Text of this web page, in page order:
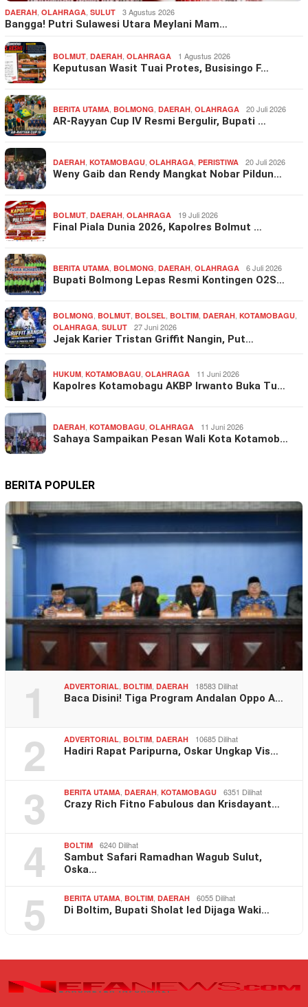
DAERAH OLAHRAGA SULUT 3 Agustus 2026
Bangga! Putri Sulawesi Utara Meylani Mam…
BOLMUT DAERAH OLAHRAGA 1 Agustus 2026
Keputusan Wasit Tuai Protes, Busisingo F…
BERITA UTAMA BOLMONG DAERAH OLAHRAGA 20 Juli 2026
AR-Rayyan Cup IV Resmi Bergulir, Bupati …
DAERAH KOTAMOBAGU OLAHRAGA PERISTIWA 20 Juli 2026
Weny Gaib dan Rendy Mangkat Nobar Pildun…
BOLMUT DAERAH OLAHRAGA 19 Juli 2026
Final Piala Dunia 2026, Kapolres Bolmut …
BERITA UTAMA BOLMONG DAERAH OLAHRAGA 6 Juli 2026
Bupati Bolmong Lepas Resmi Kontingen O2S…
BOLMONG BOLMUT BOLSEL BOLTIM DAERAH KOTAMOBAGU
OLAHRAGA SULUT 27 Juni 2026
Jejak Karier Tristan Griffit Nangin, Put…
HUKUM KOTAMOBAGU OLAHRAGA 11 Juni 2026
Kapolres Kotamobagu AKBP Irwanto Buka Tu…
DAERAH KOTAMOBAGU OLAHRAGA 11 Juni 2026
Sahaya Sampaikan Pesan Wali Kota Kotamob…
BERITA POPULER
1 ADVERTORIAL BOLTIM DAERAH 18583 Dilihat
Baca Disini! Tiga Program Andalan Oppo A…
2 ADVERTORIAL BOLTIM DAERAH 10685 Dilihat
Hadiri Rapat Paripurna, Oskar Ungkap Vis…
3 BERITA UTAMA DAERAH KOTAMOBAGU 6351 Dilihat
Crazy Rich Fitno Fabulous dan Krisdayant…
4 BOLTIM 6240 Dilihat
Sambut Safari Ramadhan Wagub Sulut,
Oska…
5 BERITA UTAMA BOLTIM DAERAH 6055 Dilihat
Di Boltim, Bupati Sholat Ied Dijaga Waki…